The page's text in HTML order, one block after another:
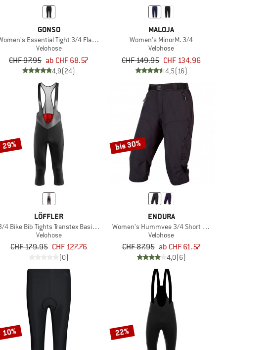
GONSO
Essential Tight 3/4 Flared
Velohose
CHF 97.95 ab CHF 68.57
4,9(24)
MALOJA
Women's MinorM. 3/4
Velohose
CHF 149.95 CHF 134.96
4,5(16)
29%
LÖFFLER
4 Bike Bib Tights Transtex Basic Gel
Velohose
CHF 179.95 CHF 127.76
(0)
bis 30%
ENDURA
Women's Hummvee 3/4 Short mit Innenhose
Velohose
CHF 87.95 ab CHF 61.57
4,0(6)
10% 22%